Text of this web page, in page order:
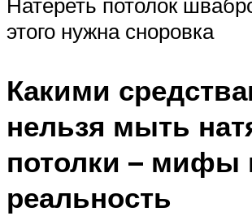
этого нужна сноровка
Какими
нельзя мыть
потолки – мифы
реальность